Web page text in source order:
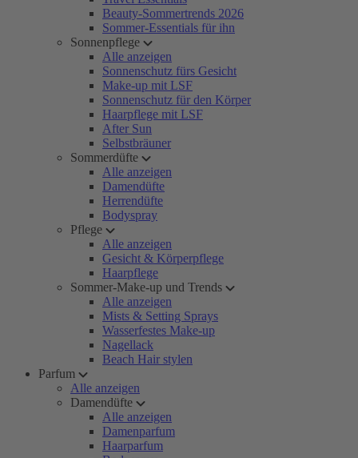
Beauty-Sommertrends 2026
Sommer-Essentials für ihn
Sonnenpflege
Alle anzeigen
Sonnenschutz fürs Gesicht
Make-up mit LSF
Sonnenschutz für den Körper
Haarpflege mit LSF
After Sun
Selbstbräuner
Sommerdüfte
Alle anzeigen
Damendüfte
Herrendüfte
Bodyspray
Pflege
Alle anzeigen
Gesicht & Körperpflege
Haarpflege
Sommer-Make-up und Trends
Alle anzeigen
Mists & Setting Sprays
Wasserfestes Make-up
Nagellack
Beach Hair stylen
Parfum
Alle anzeigen
Damendüfte
Alle anzeigen
Damenparfum
Haarparfum